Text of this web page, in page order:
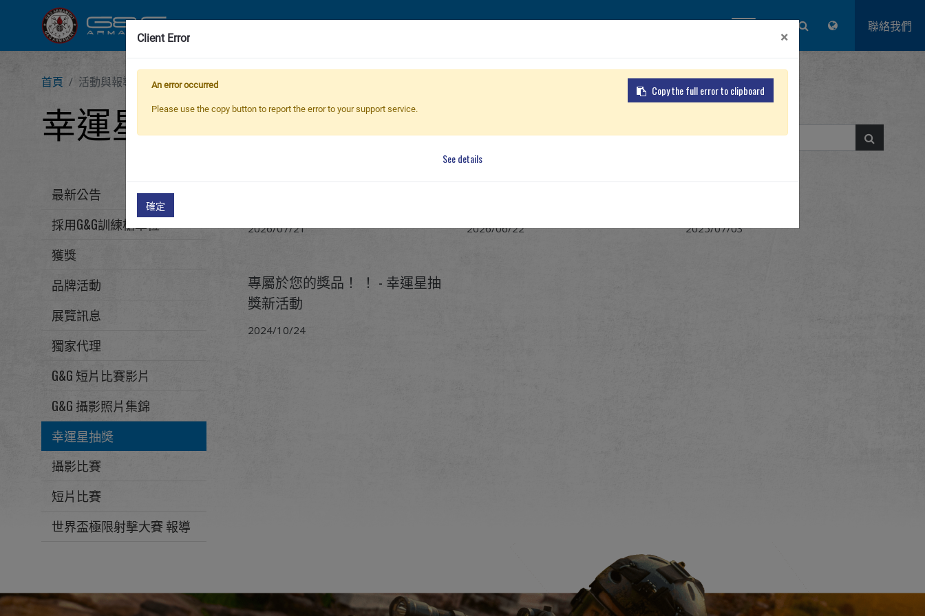
新產品 步槍 手槍 零件 & 配件 BB 彈 射擊訓練系列 全球經銷 品牌優勢 關於怪怪 登入 聯絡我們
幸運星抽奬
最新公告
採用G&G訓練槍單位
獲獎
品牌活動
展覽訊息
獨家代理
G&G 短片比賽影片
G&G 攝影照片集錦
幸運星抽奬
攝影比賽
短片比賽
世界盃極限射擊大賽 報導
首頁 活動與報導 幸運星抽奬
2026/07/21 2026/06/22 2025/07/03
專屬於您的獎品！ ！ - 幸運星抽
獎新活動
2024/10/24
Client Error ×
Copy the full error to clipboard
An error occurred
Please use the copy button to report the error to your support service.
See details
確定